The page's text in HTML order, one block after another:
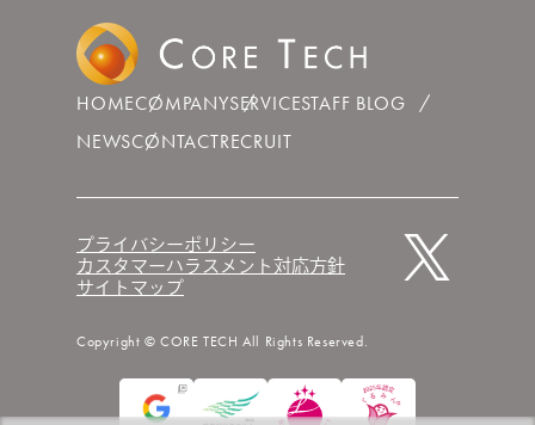
HOMECOMPANYSERVICESTAFF BLOG
NEWSCONTACTRECRUIT
プライバシーポリシー
カスタマーハラスメント対応方針
サイトマップ
Copyright © CORE TECH All Rights Reserved.